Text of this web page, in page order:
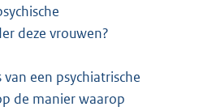
deze vrouwen?
een psychiatrische
de manier waarop